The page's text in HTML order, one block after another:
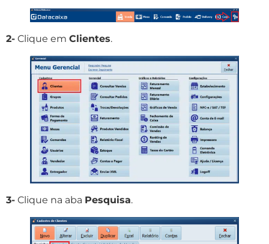
2- Clique em Clientes.
3- Clique na aba Pesquisa.